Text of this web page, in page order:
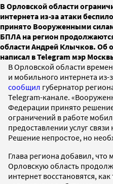
В Орловской области
интернета из-за атаки
принято Вооруженными
БПЛА на регион
области Андрей Клычков. Об
написал в Telegram мэр
В Орловской области
и мобильного интернета из-
сообщил губернатор
Telegram-канале.
Федерации принято
ограничений в работе
предоставлении услуг
Решение непростое, но
Глава региона добавил,
Орловскую область
интернет восстановятся,